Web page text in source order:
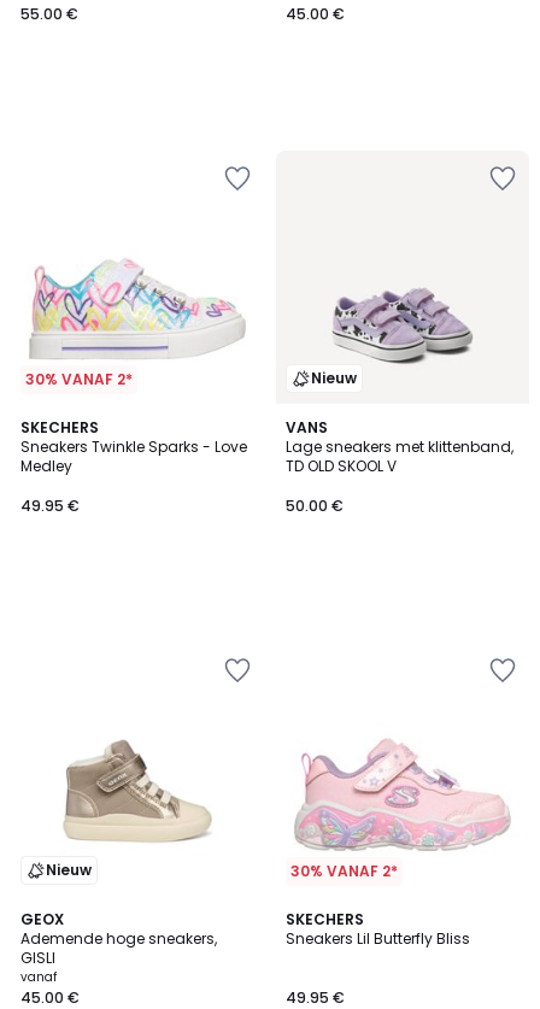
55.00 €
45.00 €
30% VANAF 2*
SKECHERS
Sneakers Twinkle Sparks - Love
Medley
49.95 €
Nieuw
VANS
Lage sneakers met klittenband,
TD OLD SKOOL V
50.00 €
Nieuw
GEOX
Ademende hoge sneakers,
GISLI
vanaf
45.00 €
30% VANAF 2*
SKECHERS
Sneakers Lil Butterfly Bliss
49.95 €